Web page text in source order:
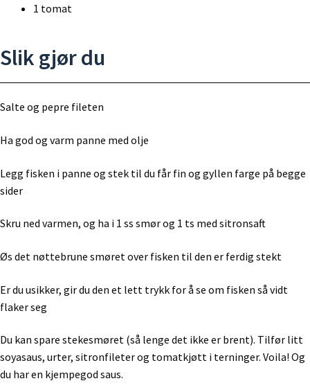
1 tomat
Slik gjør du
Salte og pepre fileten
Ha god og varm panne med olje
Legg fisken i panne og stek til du får fin og gyllen farge på begge
sider
Skru ned varmen, og ha i 1 ss smør og 1 ts med sitronsaft
Øs det nøttebrune smøret over fisken til den er ferdig stekt
Er du usikker, gir du den et lett trykk for å se om fisken så vidt
flaker seg
Du kan spare stekesmøret (så lenge det ikke er brent). Tilfør litt
soyasaus, urter, sitronfileter og tomatkjøtt i terninger. Voila! Og
du har en kjempegod saus.